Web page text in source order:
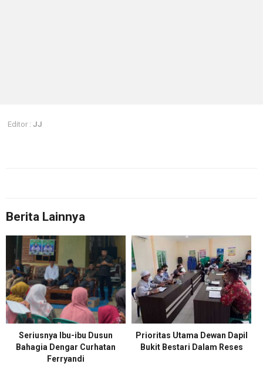
Editor : JJ
Berita Lainnya
Seriusnya Ibu-ibu Dusun
Bahagia Dengar Curhatan
Ferryandi
Prioritas Utama Dewan Dapil
Bukit Bestari Dalam Reses